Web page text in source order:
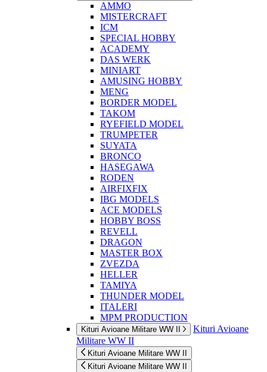
AMMO
MISTERCRAFT
ICM
SPECIAL HOBBY
ACADEMY
DAS WERK
MINIART
AMUSING HOBBY
MENG
BORDER MODEL
TAKOM
RYEFIELD MODEL
TRUMPETER
SUYATA
BRONCO
HASEGAWA
RODEN
AIRFIXFIX
IBG MODELS
ACE MODELS
HOBBY BOSS
REVELL
DRAGON
MASTER BOX
ZVEZDA
HELLER
TAMIYA
THUNDER MODEL
ITALERI
MPM PRODUCTION
Kituri Avioane Militare WW II
Kituri Avioane
Militare WW II
Kituri Avioane Militare WW II
Kituri Avioane Militare WW II